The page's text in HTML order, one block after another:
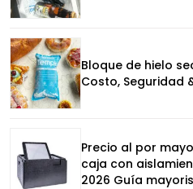
Bloque de hielo
Costo, Seguridad
Precio al por
caja con
2026 Guía